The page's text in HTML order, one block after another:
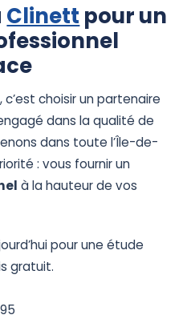
Clinett pour un
choisir un partenaire
dans la qualité de
dans toute l’Île-de-
: vous fournir un
à la hauteur de vos
pour une étude
gratuit.